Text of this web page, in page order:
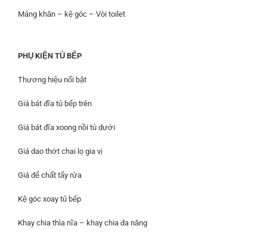
Máng khăn – kệ góc – Vòi toilet
PHỤ KIỆN TỦ BẾP
Thương hiệu nổi bật
Giá bát đĩa tủ bếp trên
Giá bát đĩa xoong nồi tủ dưới
Giá dao thớt chai lọ gia vị
Giá để chất tẩy rửa
Kệ góc xoay tủ bếp
Khay chia thìa nĩa – khay chia đa năng